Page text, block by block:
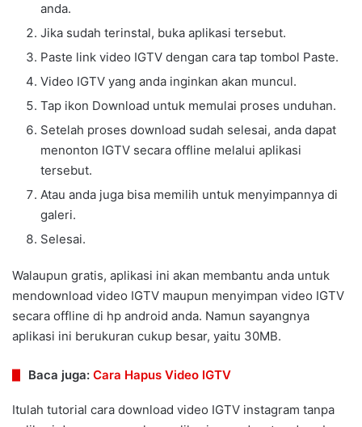
anda.
Jika sudah terinstal, buka aplikasi tersebut.
Paste link video IGTV dengan cara tap tombol Paste.
Video IGTV yang anda inginkan akan muncul.
Tap ikon Download untuk memulai proses unduhan.
Setelah proses download sudah selesai, anda dapat
menonton IGTV secara offline melalui aplikasi
tersebut.
Atau anda juga bisa memilih untuk menyimpannya di
galeri.
Selesai.
Walaupun gratis, aplikasi ini akan membantu anda untuk
mendownload video IGTV maupun menyimpan video IGTV
secara offline di hp android anda. Namun sayangnya
aplikasi ini berukuran cukup besar, yaitu 30MB.
Baca juga: Cara Hapus Video IGTV
Itulah tutorial cara download video IGTV instagram tanpa